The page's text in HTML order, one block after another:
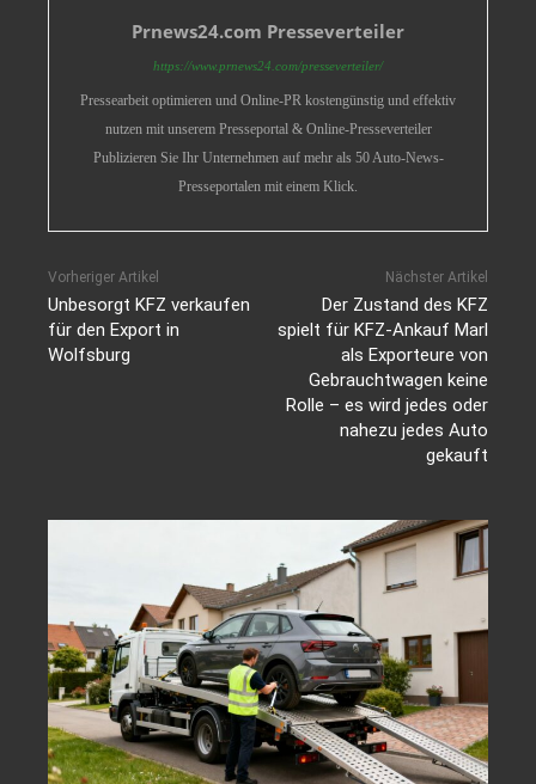
Prnews24.com Presseverteiler
https://www.prnews24.com/presseverteiler/
Pressearbeit optimieren und Online-PR kostengünstig und effektiv
nutzen mit unserem Presseportal & Online-Presseverteiler
Publizieren Sie Ihr Unternehmen auf mehr als 50 Auto-News-
Presseportalen mit einem Klick.
Vorheriger Artikel
Unbesorgt KFZ verkaufen
für den Export in
Wolfsburg
Nächster Artikel
Der Zustand des KFZ
spielt für KFZ-Ankauf Marl
als Exporteure von
Gebrauchtwagen keine
Rolle – es wird jedes oder
nahezu jedes Auto
gekauft